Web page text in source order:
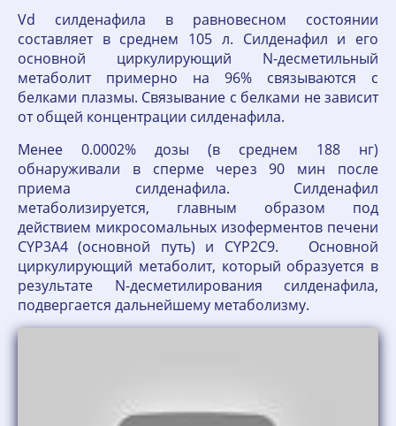
Vd силденафила в равновесном состоянии
составляет в среднем 105 л. Силденафил и его
основной циркулирующий N-десметильный
метаболит примерно на 96% связываются с
белками плазмы. Связывание с белками не зависит
от общей концентрации силденафила.
Менее 0.0002% дозы (в среднем 188 нг)
обнаруживали в сперме через 90 мин после
приема силденафила. Силденафил
метаболизируется, главным образом под
действием микросомальных изоферментов печени
CYP3A4 (основной путь) и CYP2C9. Основной
циркулирующий метаболит, который образуется в
результате N-десметилирования силденафила,
подвергается дальнейшему метаболизму.